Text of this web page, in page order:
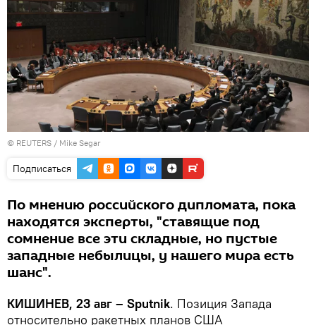
© REUTERS / Mike Segar
Подписаться
По мнению российского дипломата, пока
находятся эксперты, "ставящие под
сомнение все эти складные, но пустые
западные небылицы, у нашего мира есть
шанс".
КИШИНЕВ, 23 авг – Sputnik. Позиция Запада
относительно ракетных планов США